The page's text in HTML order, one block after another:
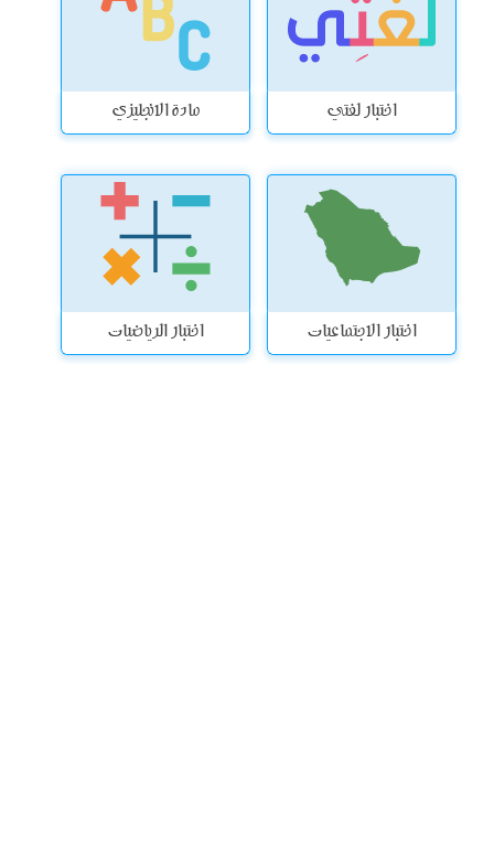
اختبار لغتي مادة الانجليزي
اختبار الاجتماعيات اختبار الرياضيات